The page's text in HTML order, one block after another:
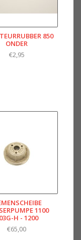
850
ONDER
€2,95
1100
H - 1200
€65,00